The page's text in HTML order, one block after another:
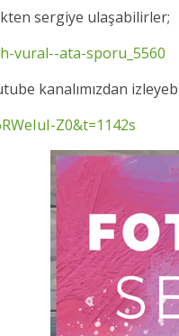
sergiye ulaşabilirler;
vural--ata-sporu_5560
kanalımızdan
Z0&t=1142s